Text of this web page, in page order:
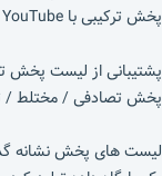
پخش ترکیبی با YouTube یا mp4 یا ویدیوهای vimeo ایجاد کرد.
پشتیبانی از لیست پخش
پخش تصادفی / مختلط /